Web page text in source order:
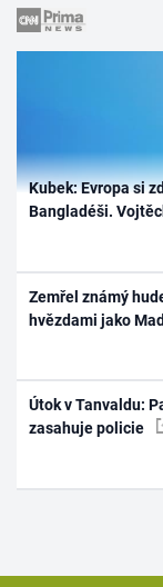
Kubek: Evropa si
Bangladéši.
Zemřel známý
hvězdami jako
Útok v Tanvaldu:
zasahuje policie